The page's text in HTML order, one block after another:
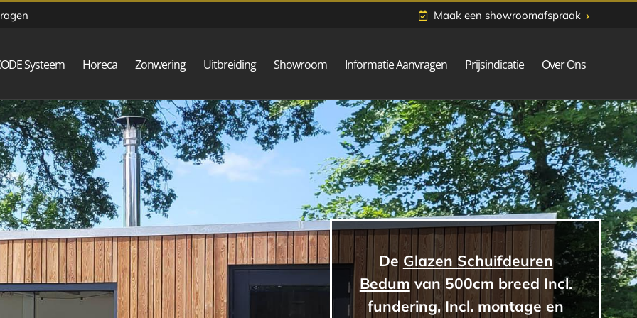
Maak een showroomafspraak ›
Systeem Horeca Zonwering Uitbreiding Showroom Informatie Aanvragen Prijsindicatie Over Ons
De Glazen Schuifdeuren
Bedum van 500cm breed Incl.
fundering, Incl. montage en